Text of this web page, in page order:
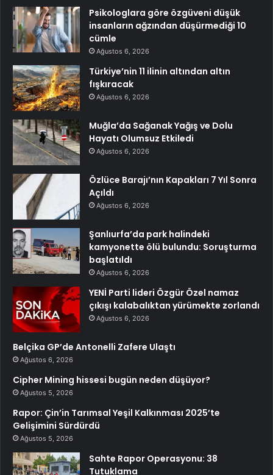
Psikologlara göre özgüveni düşük
insanların ağzından düşürmediği 10
cümle
Ağustos 6, 2026
Türkiye’nin 11 ilinin altından altın
fışkıracak
Ağustos 6, 2026
Muğla’da Sağanak Yağış ve Dolu
Hayatı Olumsuz Etkiledi
Ağustos 6, 2026
Özlüce Barajı’nın Kapakları 7 Yıl Sonra
Açıldı
Ağustos 6, 2026
Şanlıurfa’da park halindeki
kamyonette ölü bulundu: Soruşturma
başlatıldı
Ağustos 6, 2026
YENİ Parti lideri Özgür Özel namaz
çıkışı kalabalıktan yürümekte zorlandı
Ağustos 6, 2026
Belçika GP’de Antonelli Zafere Ulaştı
Ağustos 6, 2026
Cipher Mining hissesi bugün neden düşüyor?
Ağustos 5, 2026
Rapor: Çin’in Tarımsal Yeşil Kalkınması 2025’te
Gelişimini Sürdürdü
Ağustos 5, 2026
Sahte Rapor Operasyonu: 38
Tutuklama